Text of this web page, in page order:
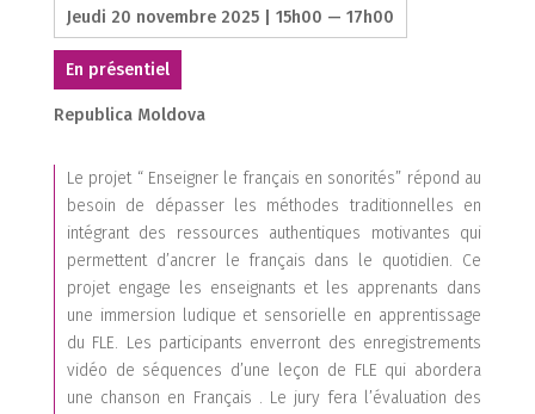
Jeudi 20 novembre 2025 | 15h00 — 17h00
En présentiel
Republica Moldova
Le projet “ Enseigner le français en sonorités” répond au
besoin de dépasser les méthodes traditionnelles en
intégrant des ressources authentiques motivantes qui
permettent d’ancrer le français dans le quotidien. Ce
projet engage les enseignants et les apprenants dans
une immersion ludique et sensorielle en apprentissage
du FLE. Les participants enverront des enregistrements
vidéo de séquences d’une leçon de FLE qui abordera
une chanson en Français . Le jury fera l’évaluation des
1